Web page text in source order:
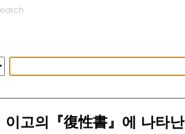
이고의『復性書』에 나타